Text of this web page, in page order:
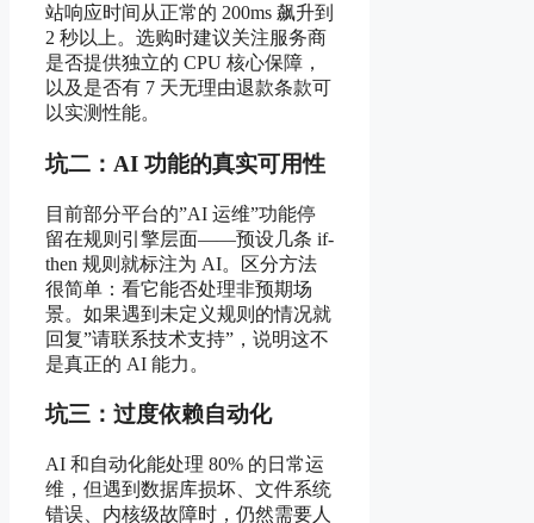
站响应时间从正常的 200ms 飙升到
2 秒以上。选购时建议关注服务商
是否提供独立的 CPU 核心保障，
以及是否有 7 天无理由退款条款可
以实测性能。
坑二：AI 功能的真实可用性
目前部分平台的”AI 运维”功能停
留在规则引擎层面——预设几条 if-
then 规则就标注为 AI。区分方法
很简单：看它能否处理非预期场
景。如果遇到未定义规则的情况就
回复”请联系技术支持”，说明这不
是真正的 AI 能力。
坑三：过度依赖自动化
AI 和自动化能处理 80% 的日常运
维，但遇到数据库损坏、文件系统
错误、内核级故障时，仍然需要人